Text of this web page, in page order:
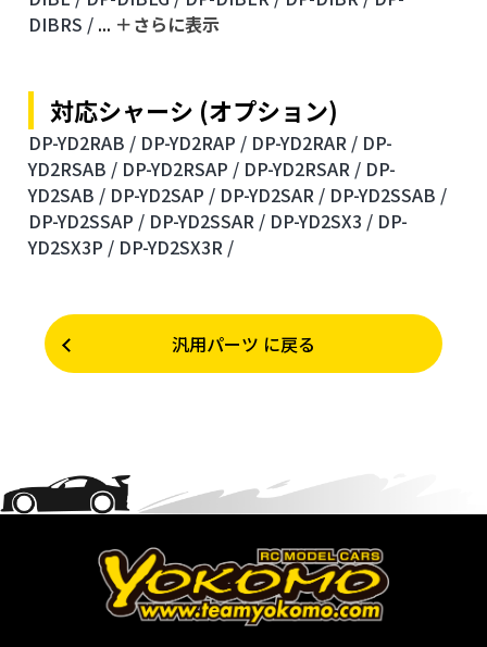
DIBRS / ... ＋さらに表⽰
対応シャーシ (オプション)
DP-YD2RAB / DP-YD2RAP / DP-YD2RAR / DP-
YD2RSAB / DP-YD2RSAP / DP-YD2RSAR / DP-
YD2SAB / DP-YD2SAP / DP-YD2SAR / DP-YD2SSAB /
DP-YD2SSAP / DP-YD2SSAR / DP-YD2SX3 / DP-
YD2SX3P / DP-YD2SX3R /
汎用パーツ に戻る